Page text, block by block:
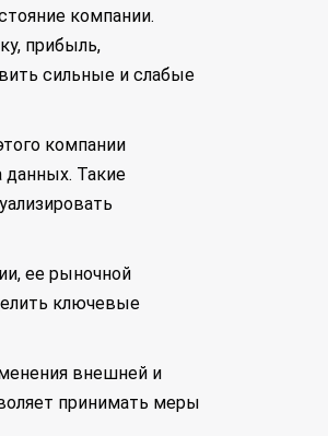
компании.
прибыль,
сильные и слабые
компании
данных. Такие
ее рыночной
ключевые
внешней и
принимать меры